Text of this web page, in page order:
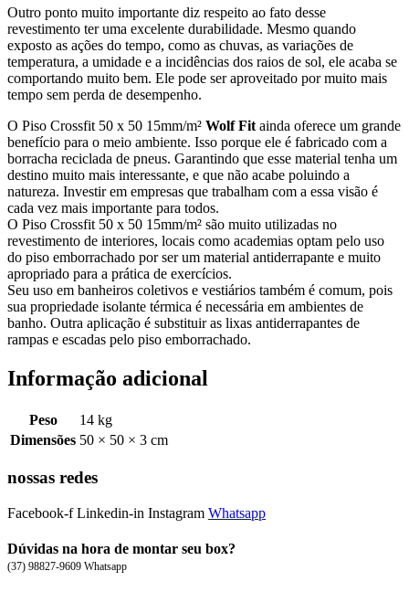
Outro ponto muito importante diz respeito ao fato desse
revestimento ter uma excelente durabilidade. Mesmo quando
exposto as ações do tempo, como as chuvas, as variações de
temperatura, a umidade e a incidências dos raios de sol, ele acaba se
comportando muito bem. Ele pode ser aproveitado por muito mais
tempo sem perda de desempenho.
O Piso Crossfit 50 x 50 15mm/m² Wolf Fit ainda oferece um grande
benefício para o meio ambiente. Isso porque ele é fabricado com a
borracha reciclada de pneus. Garantindo que esse material tenha um
destino muito mais interessante, e que não acabe poluindo a
natureza. Investir em empresas que trabalham com a essa visão é
cada vez mais importante para todos.
O Piso Crossfit 50 x 50 15mm/m² são muito utilizadas no
revestimento de interiores, locais como academias optam pelo uso
do piso emborrachado por ser um material antiderrapante e muito
apropriado para a prática de exercícios.
Seu uso em banheiros coletivos e vestiários também é comum, pois
sua propriedade isolante térmica é necessária em ambientes de
banho. Outra aplicação é substituir as lixas antiderrapantes de
rampas e escadas pelo piso emborrachado.
Informação adicional
Peso
14 kg
Dimensões 50 × 50 × 3 cm
nossas redes
Facebook-f Linkedin-in Instagram Whatsapp
Dúvidas na hora de montar seu box?
(37) 98827-9609 Whatsapp